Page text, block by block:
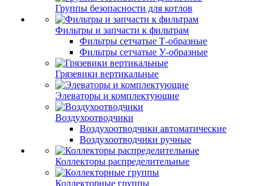
Группы безопасности для котлов
Фильтры и запчасти к фильтрам
Фильтры сетчатые Т-образные
Фильтры сетчатые У-образные
Грязевики вертикальные
Элеваторы и комплектующие
Воздухоотводчики
Воздухоотводчики автоматические
Воздухоотводчики ручные
Коллекторы распределительные
Коллекторные группы